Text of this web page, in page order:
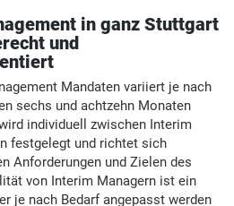
in ganz Stuttgart
und
Mandaten variiert je nach
sechs und achtzehn Monaten
individuell zwischen Interim
festgelegt und richtet sich
Anforderungen und Zielen des
von Interim Managern ist ein
je nach Bedarf angepasst werden